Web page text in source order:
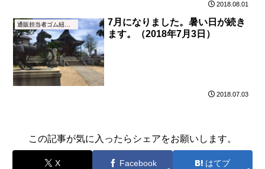
2018.08.01
7月になりました。暑い日が続き
ます。（2018年7月3日）
2018.07.03
この記事が気に入ったらシェアをお願いします。
X Facebook はてブ